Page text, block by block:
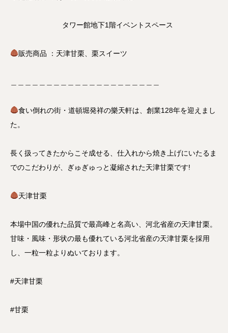
タワー館地下1階イベントスペース
販売商品 ：天津甘栗、栗スイーツ
食い倒れの街・道頓堀発祥の樂天軒は、創業128年を迎えまし
た。
長く扱ってきたからこそ成せる、仕入れから焼き上げにいたるま
でのこだわりが、ぎゅぎゅっと凝縮された天津甘栗です!
天津甘栗
本場中国の優れた品質で最高峰と名高い、河北省産の天津甘栗。
甘味・風味・形状の最も優れている河北省産の天津甘栗を採用
し、一粒一粒よりぬいております。
#天津甘栗
#甘栗